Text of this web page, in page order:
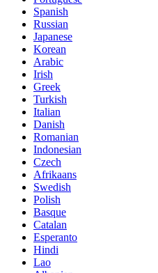
Spanish
Russian
Japanese
Korean
Arabic
Irish
Greek
Turkish
Italian
Danish
Romanian
Indonesian
Czech
Afrikaans
Swedish
Polish
Basque
Catalan
Esperanto
Hindi
Lao